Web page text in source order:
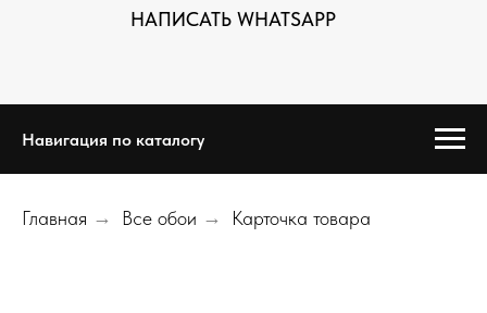
НАПИСАТЬ WHATSAPP
Навигация по каталогу
Главная → Все обои → Карточка товара